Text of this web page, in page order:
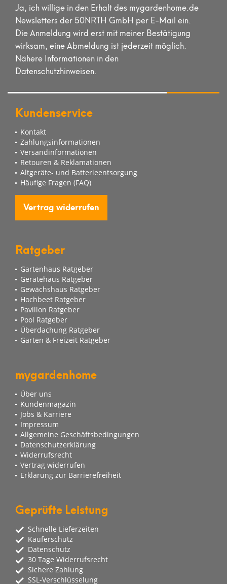
Ja, ich willige in den Erhalt des mygardenhome.de
Newsletters der 50NRTH GmbH per E-Mail ein.
Die Anmeldung wird erst mit meiner Bestätigung
wirksam, eine Abmeldung ist jederzeit möglich.
Nähere Informationen in den
Datenschutzhinweisen.
Kundenservice
Kontakt
Zahlungsinformationen
Versandinformationen
Retouren & Reklamationen
Altgeräte- und Batterieentsorgung
Häufige Fragen (FAQ)
Vertrag widerrufen
Ratgeber
Gartenhaus Ratgeber
Gerätehaus Ratgeber
Gewächshaus Ratgeber
Hochbeet Ratgeber
Pavillon Ratgeber
Pool Ratgeber
Überdachung Ratgeber
Garten & Freizeit Ratgeber
mygardenhome
Über uns
Kundenmagazin
Jobs & Karriere
Impressum
Allgemeine Geschäftsbedingungen
Datenschutzerklärung
Widerrufsrecht
Vertrag widerrufen
Erklärung zur Barrierefreiheit
Geprüfte Leistung
Schnelle Lieferzeiten
Käuferschutz
Datenschutz
30 Tage Widerrufsrecht
Sichere Zahlung
SSL-Verschlüsselung